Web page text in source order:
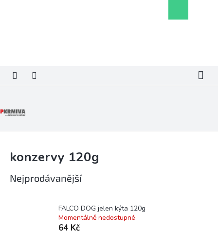
košík
konzervy 120g
Nejprodávanější
FALCO DOG jelen kýta 120g
Momentálně nedostupné
64 Kč